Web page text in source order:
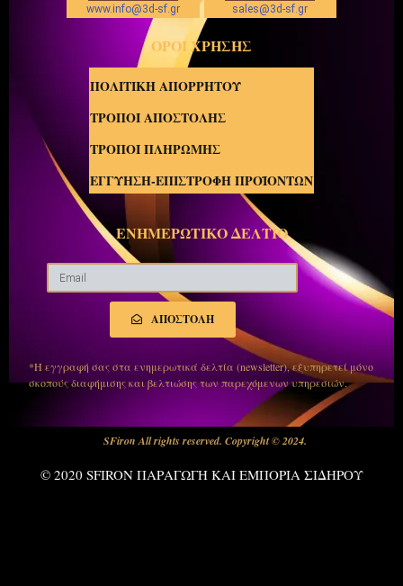
www.info@3d-sf.gr
sales@3d-sf.gr
ΟΡΟΙ ΧΡΗΣΗΣ
ΠΟΛΙΤΙΚΗ ΑΠΟΡΡΗΤΟΥ
ΤΡΟΠΟΙ ΑΠΟΣΤΟΛΗΣ
ΤΡΟΠΟΙ ΠΛΗΡΩΜΗΣ
ΕΓΓΥΗΣΗ-ΕΠΙΣΤΡΟΦΗ ΠΡΟΪΟΝΤΩΝ
ΕΝΗΜΕΡΩΤΙΚΟ ΔΕΛΤΙΟ
ΑΠΟΣΤΟΛΗ
*Η εγγραφή σας στα ενημερωτικά δελτία (newsletter), εξυπηρετεί μόνο
σκοπούς διαφήμισης και βελτιώσης των παρεχόμενων υπηρεσιών.
SFiron All rights reserved. Copyright © 2024.
© 2020 SFIRON ΠΑΡΑΓΩΓΗ ΚΑΙ ΕΜΠΟΡΙΑ ΣΙΔΗΡΟΥ